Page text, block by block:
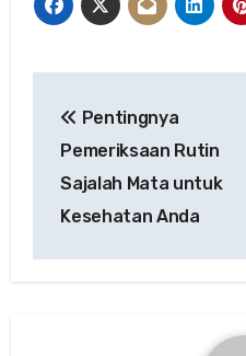
navigation
Pentingnya
Pemeriksaan Rutin
Sajalah Mata untuk
Kesehatan Anda